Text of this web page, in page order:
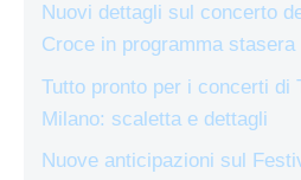
Nuovi dettagli sul concerto
Croce in programma stasera
Tutto pronto per i concerti di
Milano: scaletta e dettagli
Nuove anticipazioni sul